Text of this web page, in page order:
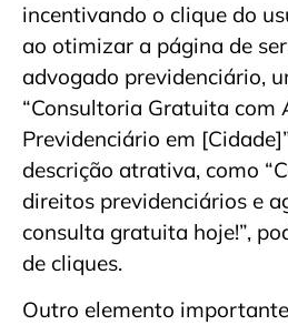
incentivando o clique do
ao otimizar a página de
advogado previdenciário,
“Consultoria Gratuita com
Previdenciário em
descrição atrativa, como
direitos previdenciários e
consulta gratuita hoje!”,
de cliques.
Outro elemento